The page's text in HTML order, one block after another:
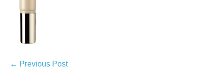
← Previous Post